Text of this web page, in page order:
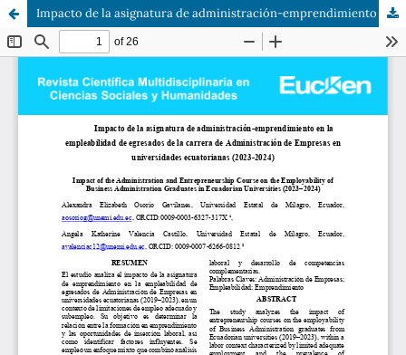
Impacto de la asignatura de administración-emprendimiento en la empleabilidad de egresados de la carrera de Administración de Empresas en universidades ecuatorianas (2023-2024)